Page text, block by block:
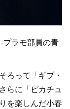
プラモ部員の青
ろって「ギブ・
らに「ピカチュ
を楽しんだ小春